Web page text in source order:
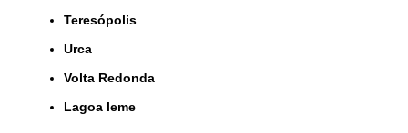
Teresópolis
Urca
Volta Redonda
lagoa leme